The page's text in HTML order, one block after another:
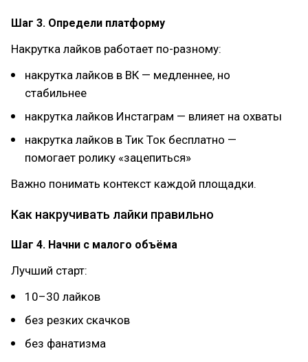
Шаг 3. Определи платформу
Накрутка лайков работает по-разному:
накрутка лайков в ВК — медленнее, но
стабильнее
накрутка лайков Инстаграм — влияет на охваты
накрутка лайков в Тик Ток бесплатно —
помогает ролику «зацепиться»
Важно понимать контекст каждой площадки.
Как накручивать лайки правильно
Шаг 4. Начни с малого объёма
Лучший старт:
10–30 лайков
без резких скачков
без фанатизма